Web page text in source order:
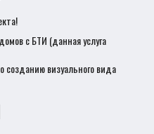
с БТИ (данная услуга
созданию визуального вида